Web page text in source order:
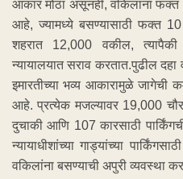
आकार मोठा असूनही, वकिलांना
आहे, ज्यामध्ये बसण्यासाठी फक्त
शहरात 12,000 वकील,
न्यायालयात सराव करतात.पुढील
इमारतीच्या भव्य आकारामुळे जागेची
आहे. प्रत्येक मजल्यावर 19,000
दुचाकी आणि 107 कारसाठी
न्यायाधीशांच्या गाड्यांच्या
वकिलांना बसण्याची अपुरी व्यवस्था